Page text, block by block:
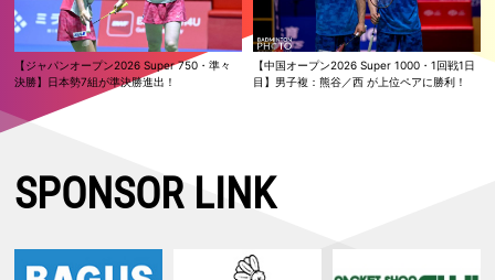
【ジャパンオープン2026 Super 750・準々
決勝】日本勢7組が準決勝進出！
【中国オープン2026 Super 1000・1回戦1日
目】男子複：熊谷／西 が上位ペアに勝利！
SPONSOR LINK